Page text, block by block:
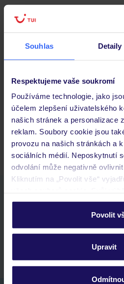
Souhlas Detaily
Respektujeme vaše soukromí
Používáme technologie, jako
účelem zlepšení uživatelského
našich stránek a personalizace
reklam. Soubory cookie jsou
provozu na našich stránkách a
sociálních médií. Neposkytnutí
odvolání může negativně
Kliknutím na „Povolit vše“
personalizovat v sekci
Podrobné informace o
ochrany osobních údajů.
Povolit
Upravit
Důležité informace
Jaké doklady jsou potřebné při
Budeme ubytováni ihned po
Kam jít po přistání a vyzvednutí
Zobrazit
rychlé vyhledávání a
seznam oblíbených nabídek a
historie vyhledávání a